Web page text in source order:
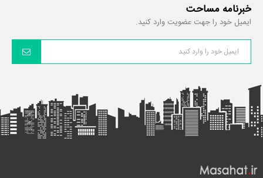
خبرنامه مساحت
ایمیل خود را جهت عضویت وارد کنید.